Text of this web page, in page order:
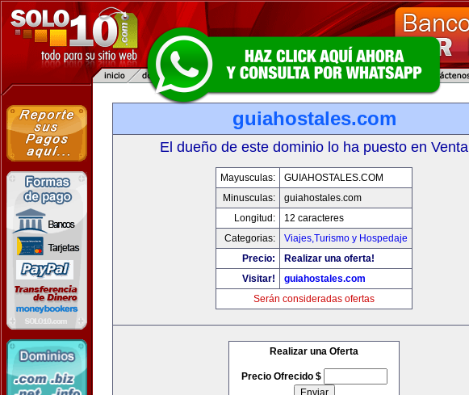
guiahostales.com
El dueño de este dominio lo ha puesto en Venta
Mayusculas:
GUIAHOSTALES.COM
Minusculas:
guiahostales.com
Longitud:
12 caracteres
Categorias:
Viajes,Turismo y Hospedaje
Precio:
Realizar una oferta!
Visitar!
guiahostales.com
Serán consideradas ofertas
Realizar una Oferta
Precio Ofrecido $